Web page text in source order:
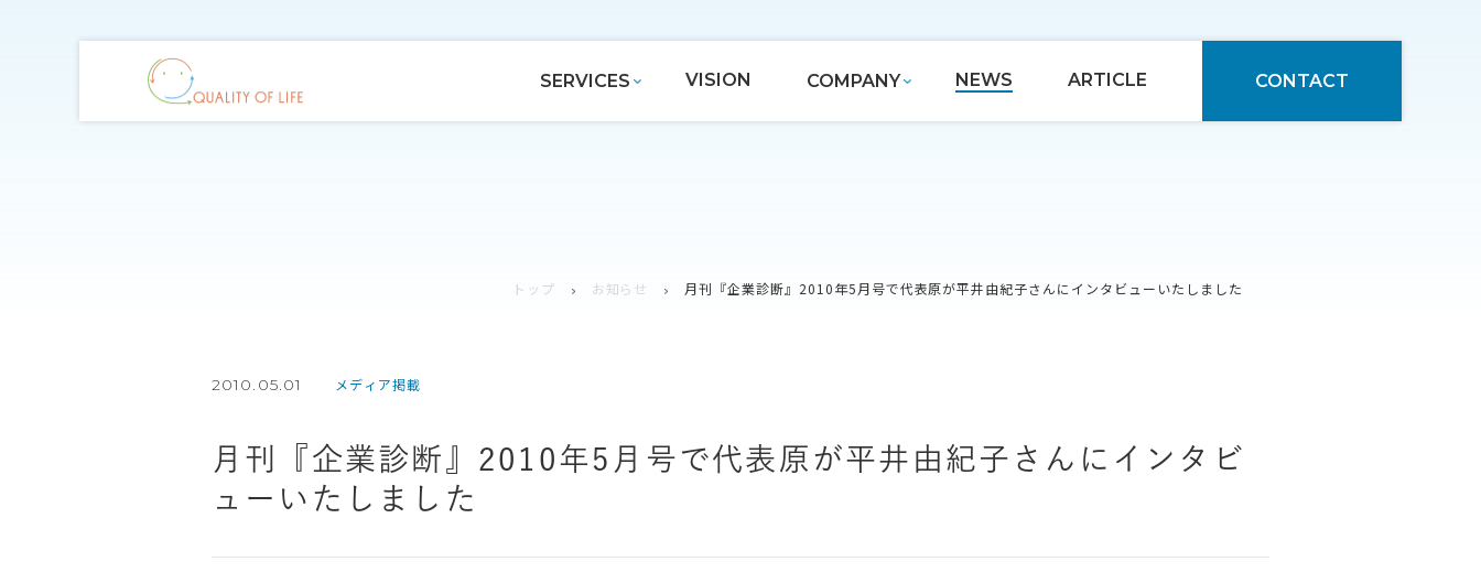
SERVICES VISION COMPANY NEWS ARTICLE CONTACT
トップ お知らせ 月刊『企業診断』2010年5月号で代表原が平井由紀子さんにインタビューいたしました
2010.05.01 メディア掲載
月刊『企業診断』2010年5月号で代表原が平井由紀子さんにインタビ
ューいたしました